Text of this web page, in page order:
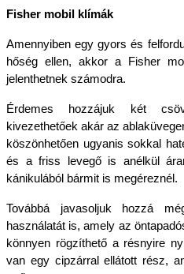
Fisher mobil klímák
Amennyiben egy gyors és
hőség ellen, akkor a Fisher
jelenthetnek számodra.
Érdemes hozzájuk két
kivezethetőek akár az
köszönhetően ugyanis sokkal
és a friss levegő is anélkül
kánikulából bármit is megéreznél.
Továbbá javasoljuk hozzá
használatát is, amely az
könnyen rögzíthető a résnyire
van egy cipzárral ellátott rész,